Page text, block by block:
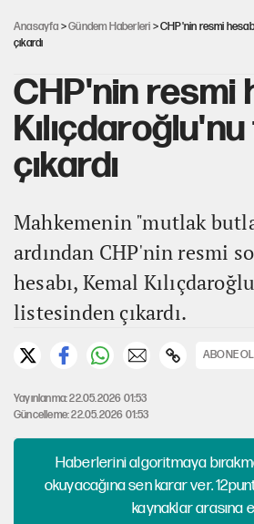
Anasayfa >Gündem Haberleri > CHP'nin resmi
çıkardı
CHP'nin resmi
çıkardı
Mahkemenin "mutlak
ardından CHP'nin resmi
hesabı, Kemal
listesinden çıkardı.
ABONE OL
Yayınlanma: 22.05.2026 01:53
Güncelleme: 22.05.2026 01:53
Haberlerini algoritmaya
okuyacağına sen karar ver.
kaynaklar arasına